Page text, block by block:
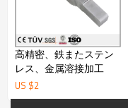
高精密、鉄またステン
レス、金属溶接加工
US $2